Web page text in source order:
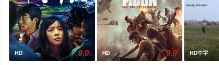
费观看高清未删减完整版电影大全就来星辰电影院，更多
相关信息可移步至豆瓣电影、电视猫或剧情网等平台了
解。
HD 9.0 HD 9.0 HD中字